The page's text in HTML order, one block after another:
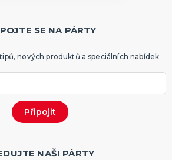
SE NA PÁRTY
nových produktů a speciálních nabídek
NAŠI PÁRTY